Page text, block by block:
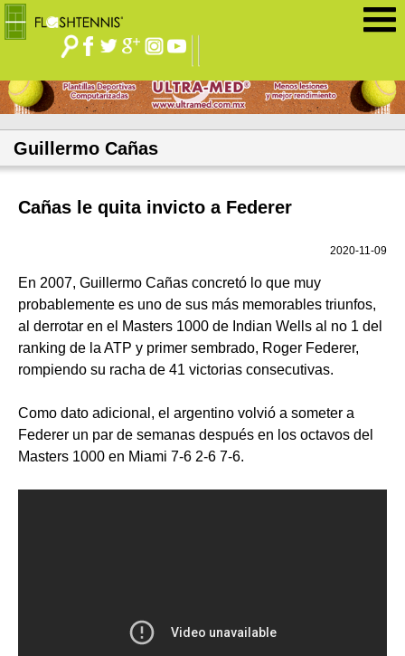
Guillermo Cañas
Cañas le quita invicto a Federer
2020-11-09
En 2007, Guillermo Cañas concretó lo que muy
probablemente es uno de sus más memorables triunfos,
al derrotar en el Masters 1000 de Indian Wells al no 1 del
ranking de la ATP y primer sembrado, Roger Federer,
rompiendo su racha de 41 victorias consecutivas.
Como dato adicional, el argentino volvió a someter a
Federer un par de semanas después en los octavos del
Masters 1000 en Miami 7-6 2-6 7-6.